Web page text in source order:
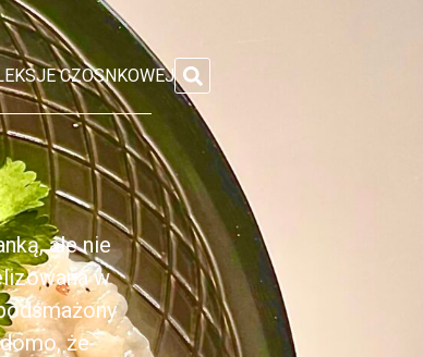
CZOSNKOWEJ
ale nie
w
że